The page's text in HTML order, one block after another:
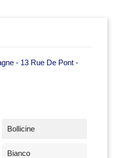
- 13 Rue De Pont -
Bollicine
Bianco